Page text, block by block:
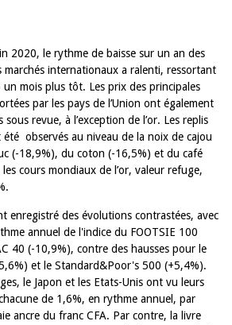
2020, le rythme de baisse sur un an des
marchés internationaux a ralenti, ressortant
mois plus tôt. Les prix des principales
par les pays de l’Union ont également
sous revue, à l’exception de l’or. Les replis
été observés au niveau de la noix de cajou
(-18,9%), du coton (-16,5%) et du café
cours mondiaux de l’or, valeur refuge,
enregistré des évolutions contrastées, avec
annuel de l'indice du FOOTSIE 100
40 (-10,9%), contre des hausses pour le
et le Standard&Poor's 500 (+5,4%).
le Japon et les Etats-Unis ont vu leurs
de 1,6%, en rythme annuel, par
ancre du franc CFA. Par contre, la livre